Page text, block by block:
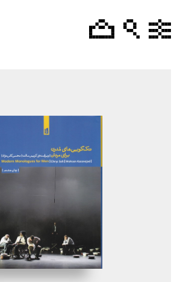
تک گویی های مدرن برای مردان